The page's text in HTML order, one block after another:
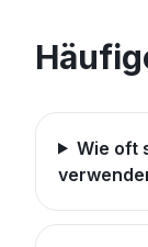
Wie oft